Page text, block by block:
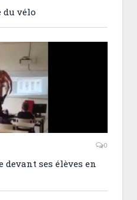
du vélo
0
devant ses élèves en